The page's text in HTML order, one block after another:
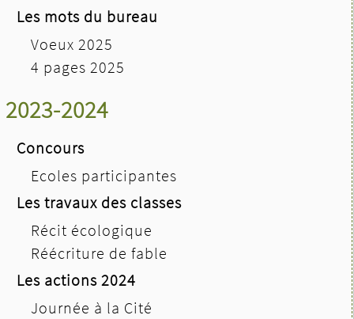
Les mots du bureau
Voeux 2025
4 pages 2025
2023-2024
Concours
Ecoles participantes
Les travaux des classes
Récit écologique
Réécriture de fable
Les actions 2024
Journée à la Cité